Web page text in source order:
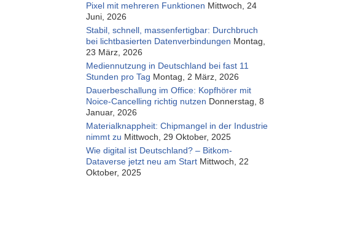
Pixel mit mehreren Funktionen Mittwoch, 24
Juni, 2026
Stabil, schnell, massenfertigbar: Durchbruch
bei lichtbasierten Datenverbindungen Montag,
23 März, 2026
Mediennutzung in Deutschland bei fast 11
Stunden pro Tag Montag, 2 März, 2026
Dauerbeschallung im Office: Kopfhörer mit
Noice-Cancelling richtig nutzen Donnerstag, 8
Januar, 2026
Materialknappheit: Chipmangel in der Industrie
nimmt zu Mittwoch, 29 Oktober, 2025
Wie digital ist Deutschland? – Bitkom-
Dataverse jetzt neu am Start Mittwoch, 22
Oktober, 2025